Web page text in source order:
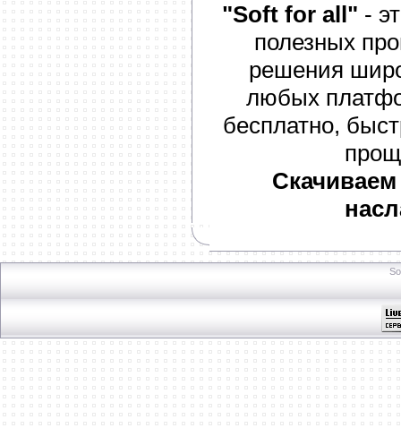
"Soft for all" -
полезных
решения
любых
бесплатно,